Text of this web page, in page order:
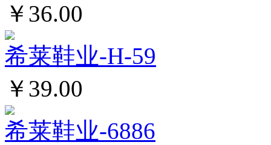
￥36.00
希莱鞋业-H-59
￥39.00
希莱鞋业-6886